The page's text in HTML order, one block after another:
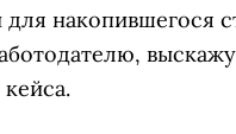
накопившегося